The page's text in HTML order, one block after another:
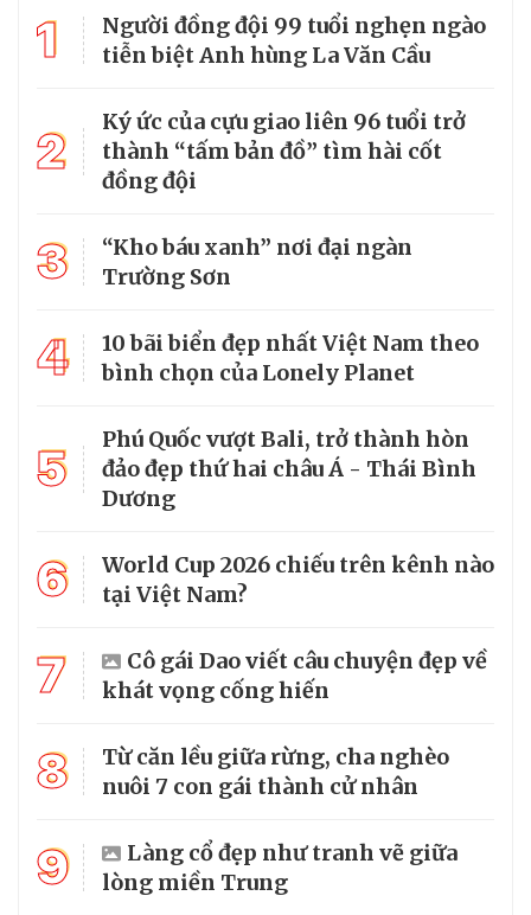
1
Người đồng đội 99 tuổi nghẹn ngào
tiễn biệt Anh hùng La Văn Cầu
2
Ký ức của cựu giao liên 96 tuổi trở
thành “tấm bản đồ” tìm hài cốt
đồng đội
3
“Kho báu xanh” nơi đại ngàn
Trường Sơn
4
10 bãi biển đẹp nhất Việt Nam theo
bình chọn của Lonely Planet
5
Phú Quốc vượt Bali, trở thành hòn
đảo đẹp thứ hai châu Á - Thái Bình
Dương
6
World Cup 2026 chiếu trên kênh nào
tại Việt Nam?
7
Cô gái Dao viết câu chuyện đẹp về
khát vọng cống hiến
8
Từ căn lều giữa rừng, cha nghèo
nuôi 7 con gái thành cử nhân
9
Làng cổ đẹp như tranh vẽ giữa
lòng miền Trung